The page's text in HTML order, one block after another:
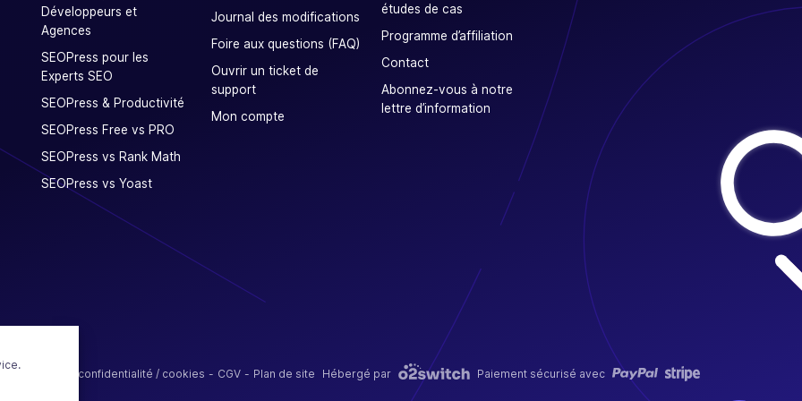
Développeurs et
Agences
SEOPress pour les
Experts SEO
SEOPress & Productivité
SEOPress Free vs PRO
SEOPress vs Rank Math
SEOPress vs Yoast
Journal des modifications
Foire aux questions (FAQ)
Ouvrir un ticket de
support
Mon compte
études de cas
Programme d’affiliation
Contact
Abonnez-vous à notre
lettre d’information
Politique de confidentialité / cookies CGV Plan de site Hébergé par Paiement sécurisé avec